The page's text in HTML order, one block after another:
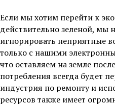
Если мы хотим перейти к
действительно зеленой, мы
игнорировать неприятные
только c нашими
что оставляем на земле
потребления всегда будет
индустрия по ремонту и
ресурсов также имеет